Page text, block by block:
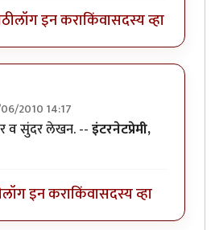
लॉग इन कराकिंवासदस्य व्हा
06/2010 14:17
व सुंदर लेखन. --इंटरनेटप्रेमी,
लॉग इन कराकिंवासदस्य व्हा